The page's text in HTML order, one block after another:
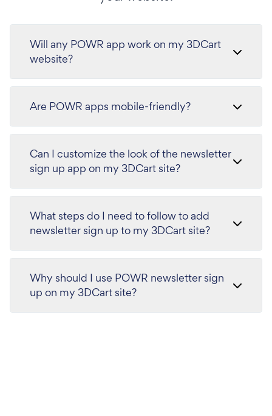
Will any POWR app work on my 3DCart
website?
Are POWR apps mobile-friendly?
Can I customize the look of the newsletter
sign up app on my 3DCart site?
What steps do I need to follow to add
newsletter sign up to my 3DCart site?
Why should I use POWR newsletter sign
up on my 3DCart site?